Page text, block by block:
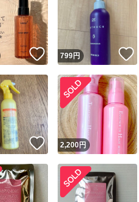
いいね！
799円
いいね！
2,200円